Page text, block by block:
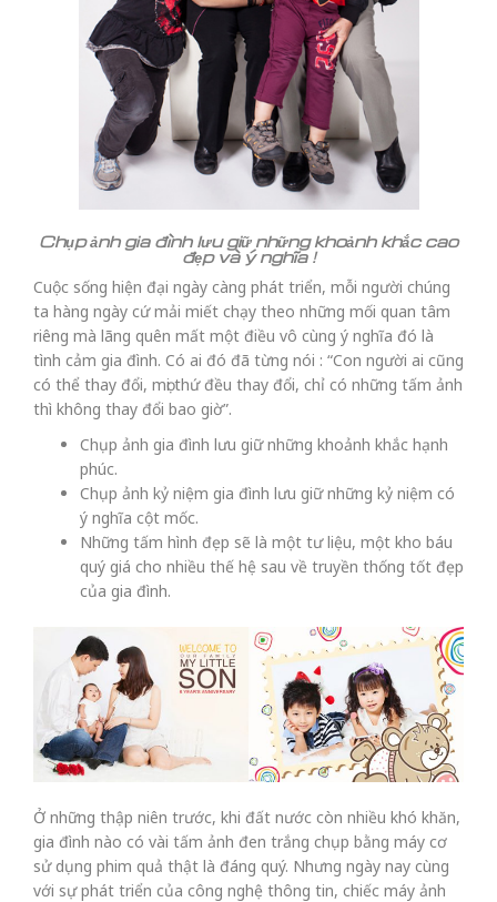
Chụp ảnh gia đình lưu giữ những khoảnh khắc cao
đẹp và ý nghĩa !
Cuộc sống hiện đại ngày càng phát triển, mỗi người chúng
ta hàng ngày cứ mải miết chạy theo những mối quan tâm
riêng mà lãng quên mất một điều vô cùng ý nghĩa đó là
tình cảm gia đình. Có ai đó đã từng nói : “Con người ai cũng
có thể thay đổi, mọi thứ đều thay đổi, chỉ có những tấm ảnh
thì không thay đổi bao giờ”.
Chụp ảnh gia đình lưu giữ những khoảnh khắc hạnh
phúc.
Chụp ảnh kỷ niệm gia đình lưu giữ những kỷ niệm có
ý nghĩa cột mốc.
Những tấm hình đẹp sẽ là một tư liệu, một kho báu
quý giá cho nhiều thế hệ sau về truyền thống tốt đẹp
của gia đình.
Ở những thập niên trước, khi đất nước còn nhiều khó khăn,
gia đình nào có vài tấm ảnh đen trắng chụp bằng máy cơ
sử dụng phim quả thật là đáng quý. Nhưng ngày nay cùng
với sự phát triển của công nghệ thông tin, chiếc máy ảnh